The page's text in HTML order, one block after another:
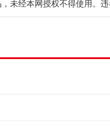
未经本网授权不得使用。违